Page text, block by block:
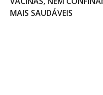
MAIS SAUDÁVEIS